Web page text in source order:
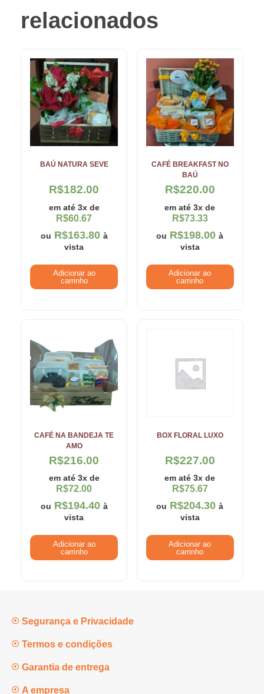
relacionados
BAÚ NATURA SEVE
R$182.00
em até 3x de
R$60.67
ou R$163.80 à
vista
Adicionar ao
carrinho
CAFÉ BREAKFAST NO
BAÚ
R$220.00
em até 3x de
R$73.33
ou R$198.00 à
vista
Adicionar ao
carrinho
CAFÉ NA BANDEJA TE
AMO
R$216.00
em até 3x de
R$72.00
ou R$194.40 à
vista
Adicionar ao
carrinho
BOX FLORAL LUXO
R$227.00
em até 3x de
R$75.67
ou R$204.30 à
vista
Adicionar ao
carrinho
Segurança e Privacidade
Termos e condições
Garantia de entrega
A empresa